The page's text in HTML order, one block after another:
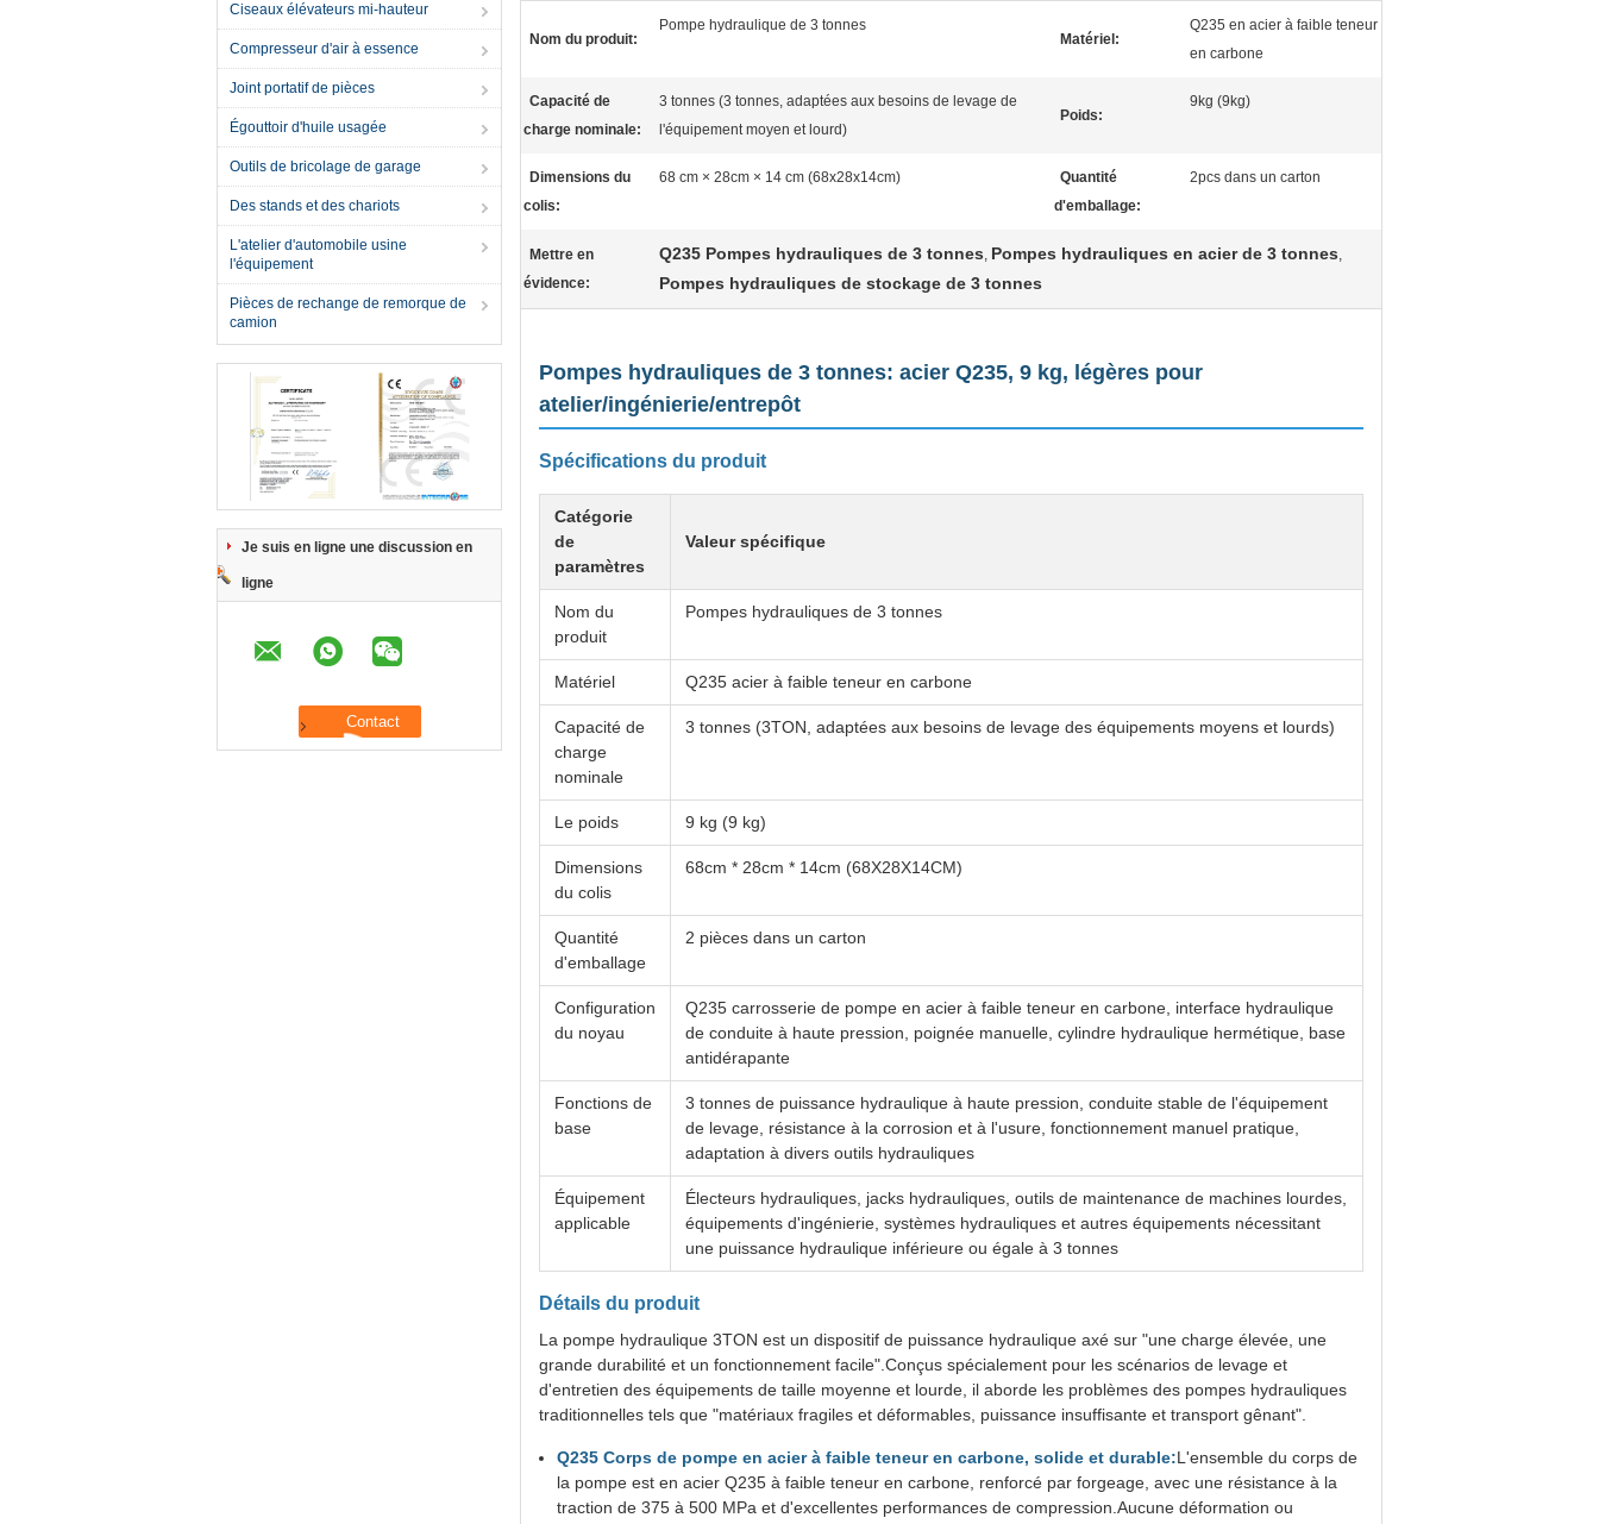
Ciseaux élévateurs mi-hauteur
Compresseur d'air à essence
Joint portatif de pièces
Égouttoir d'huile usagée
Outils de bricolage de garage
Des stands et des chariots
L'atelier d'automobile usine
l'équipement
Pièces de rechange de remorque de
camion
Je suis en ligne une discussion en
ligne
Nom du produit:
Pompe hydraulique de 3 tonnes
Matériel:
Q235 en acier à faible teneur
en carbone
Capacité de
charge nominale:
3 tonnes (3 tonnes, adaptées aux besoins de levage de
l'équipement moyen et lourd)
Poids:
9kg (9kg)
Dimensions du
colis:
68 cm × 28cm × 14 cm (68x28x14cm)
Quantité
d'emballage:
2pcs dans un carton
Mettre en
évidence:
Q235 Pompes hydrauliques de 3 tonnes, Pompes hydrauliques en acier de 3 tonnes,
Pompes hydrauliques de stockage de 3 tonnes
Pompes hydrauliques de 3 tonnes: acier Q235, 9 kg, légères pour
atelier/ingénierie/entrepôt
Spécifications du produit
Catégorie
de
paramètres
Valeur spécifique
Nom du
produit
Pompes hydrauliques de 3 tonnes
Matériel Q235 acier à faible teneur en carbone
Capacité de
charge
nominale
3 tonnes (3TON, adaptées aux besoins de levage des équipements moyens et lourds)
Le poids 9 kg (9 kg)
Dimensions
du colis
68cm * 28cm * 14cm (68X28X14CM)
Quantité
d'emballage
2 pièces dans un carton
Configuration
du noyau
Q235 carrosserie de pompe en acier à faible teneur en carbone, interface hydraulique
de conduite à haute pression, poignée manuelle, cylindre hydraulique hermétique, base
antidérapante
Fonctions de
base
3 tonnes de puissance hydraulique à haute pression, conduite stable de l'équipement
de levage, résistance à la corrosion et à l'usure, fonctionnement manuel pratique,
adaptation à divers outils hydrauliques
Équipement
applicable
Électeurs hydrauliques, jacks hydrauliques, outils de maintenance de machines lourdes,
équipements d'ingénierie, systèmes hydrauliques et autres équipements nécessitant
une puissance hydraulique inférieure ou égale à 3 tonnes
Détails du produit
La pompe hydraulique 3TON est un dispositif de puissance hydraulique axé sur "une charge élevée, une
grande durabilité et un fonctionnement facile".Conçus spécialement pour les scénarios de levage et
d'entretien des équipements de taille moyenne et lourde, il aborde les problèmes des pompes hydrauliques
traditionnelles tels que "matériaux fragiles et déformables, puissance insuffisante et transport gênant".
Q235 Corps de pompe en acier à faible teneur en carbone, solide et durable:L'ensemble du corps de
la pompe est en acier Q235 à faible teneur en carbone, renforcé par forgeage, avec une résistance à la
traction de 375 à 500 MPa et d'excellentes performances de compression.Aucune déformation ou